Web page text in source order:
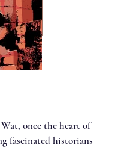
once the heart of
fascinated historians